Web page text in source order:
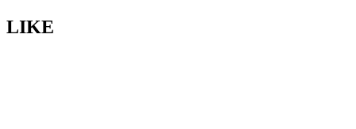
LIKE